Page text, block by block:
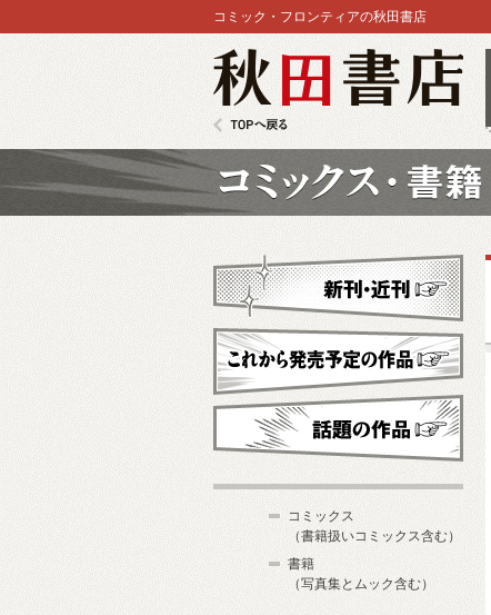
コミック・フロンティアの秋田書店
新刊・近刊
これから発売予定
コミックス
（書籍扱いコミックス含む）
書籍
（写真集とムック含む）